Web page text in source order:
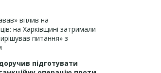
вплив на
на Харківщині затримали
питання» з
підготувати